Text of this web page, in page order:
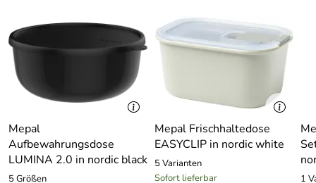
Mepal
Aufbewahrungsdose
LUMINA 2.0 in nordic black
5 Größen
Mepal Frischhaltedose
EASYCLIP in nordic white
5 Varianten
Sofort lieferbar
1